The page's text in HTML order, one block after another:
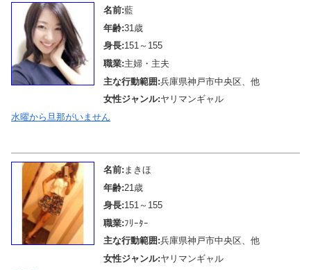
名前:藍
年齢:31歳
身長:151～155
職業:主婦・主夫
主な行動範囲:兵庫県神戸市中央区、他
女性ジャンル:ヤリマンギャル
水曜から旦那がいません
名前: まきほ
年齢:21歳
身長:151～155
職業:ﾌﾘｰﾀｰ
主な行動範囲:兵庫県神戸市中央区、他
女性ジャンル:ヤリマンギャル